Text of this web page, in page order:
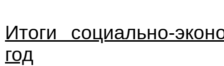
Итоги социально-
год